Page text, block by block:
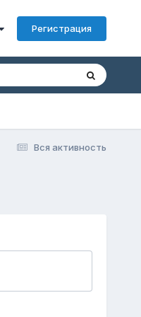
Регистрация
Вся активность